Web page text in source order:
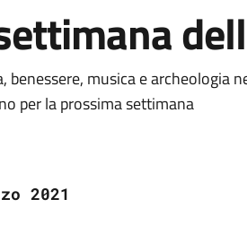
della
benessere, musica e archeologia
per la prossima settimana
2021